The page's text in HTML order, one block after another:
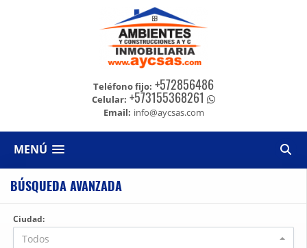
Teléfono fijo: +572856486
Celular: +573155368261
Email: info@aycsas.com
MENÚ
BÚSQUEDA AVANZADA
Ciudad:
Todos